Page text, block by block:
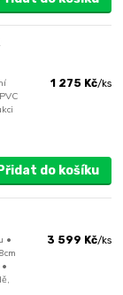
1 275 Kč/ks
do košíku
•
3 599 Kč/ks